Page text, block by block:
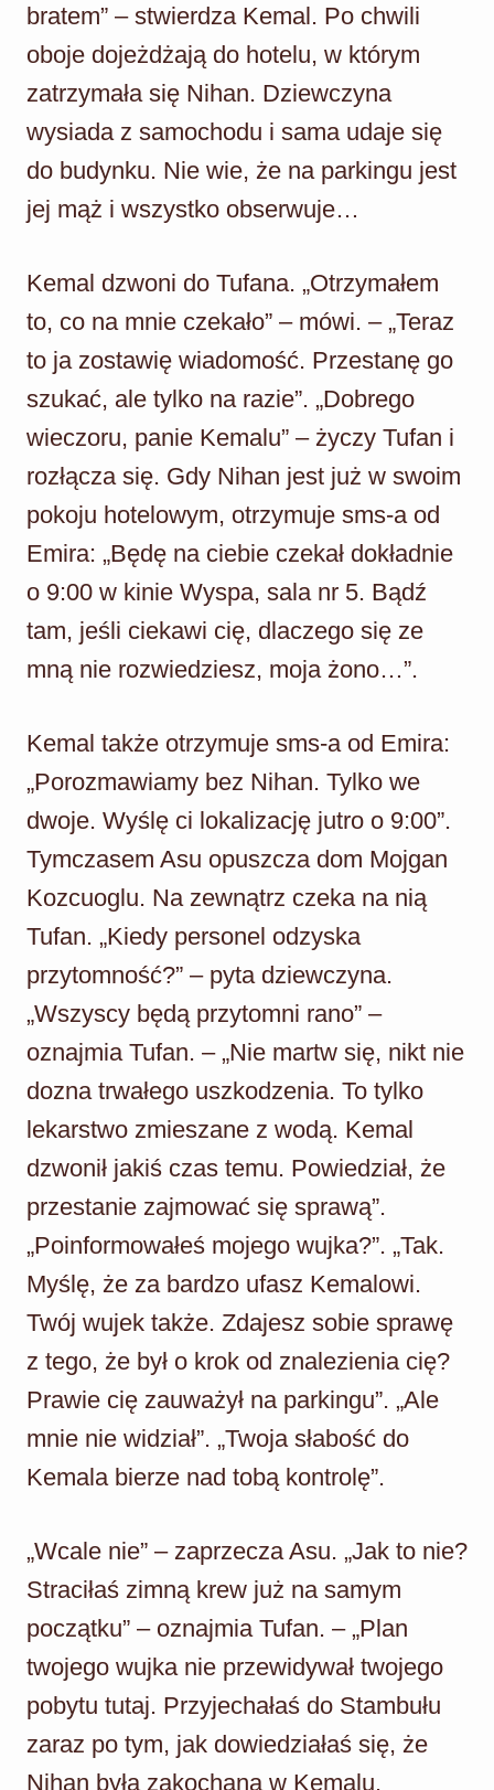
bratem” – stwierdza Kemal. Po chwili
oboje dojeżdżają do hotelu, w którym
zatrzymała się Nihan. Dziewczyna
wysiada z samochodu i sama udaje się
do budynku. Nie wie, że na parkingu jest
jej mąż i wszystko obserwuje…
Kemal dzwoni do Tufana. „Otrzymałem
to, co na mnie czekało” – mówi. – „Teraz
to ja zostawię wiadomość. Przestanę go
szukać, ale tylko na razie”. „Dobrego
wieczoru, panie Kemalu” – życzy Tufan i
rozłącza się. Gdy Nihan jest już w swoim
pokoju hotelowym, otrzymuje sms-a od
Emira: „Będę na ciebie czekał dokładnie
o 9:00 w kinie Wyspa, sala nr 5. Bądź
tam, jeśli ciekawi cię, dlaczego się ze
mną nie rozwiedziesz, moja żono…”.
Kemal także otrzymuje sms-a od Emira:
„Porozmawiamy bez Nihan. Tylko we
dwoje. Wyślę ci lokalizację jutro o 9:00”.
Tymczasem Asu opuszcza dom Mojgan
Kozcuoglu. Na zewnątrz czeka na nią
Tufan. „Kiedy personel odzyska
przytomność?” – pyta dziewczyna.
„Wszyscy będą przytomni rano” –
oznajmia Tufan. – „Nie martw się, nikt nie
dozna trwałego uszkodzenia. To tylko
lekarstwo zmieszane z wodą. Kemal
dzwonił jakiś czas temu. Powiedział, że
przestanie zajmować się sprawą”.
„Poinformowałeś mojego wujka?”. „Tak.
Myślę, że za bardzo ufasz Kemalowi.
Twój wujek także. Zdajesz sobie sprawę
z tego, że był o krok od znalezienia cię?
Prawie cię zauważył na parkingu”. „Ale
mnie nie widział”. „Twoja słabość do
Kemala bierze nad tobą kontrolę”.
„Wcale nie” – zaprzecza Asu. „Jak to nie?
Straciłaś zimną krew już na samym
początku” – oznajmia Tufan. – „Plan
twojego wujka nie przewidywał twojego
pobytu tutaj. Przyjechałaś do Stambułu
zaraz po tym, jak dowiedziałaś się, że
Nihan była zakochana w Kemalu.